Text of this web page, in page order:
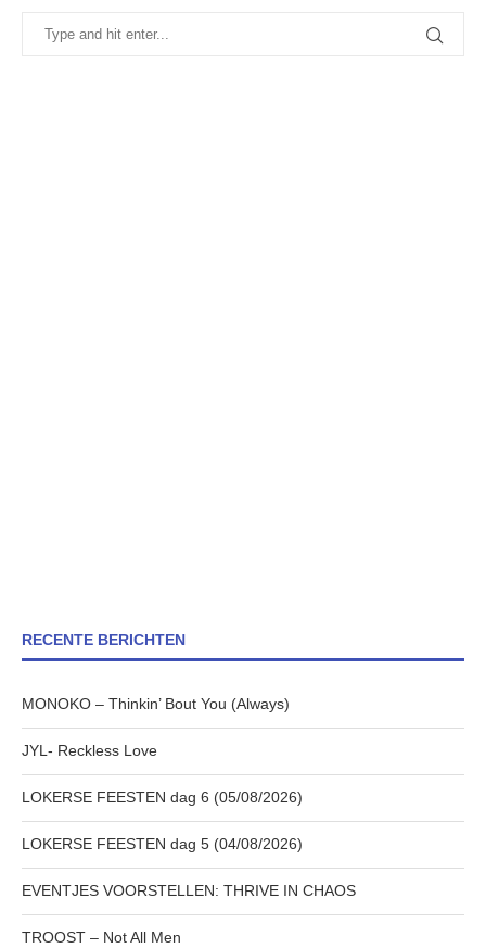
RECENTE BERICHTEN
MONOKO – Thinkin’ Bout You (Always)
JYL- Reckless Love
LOKERSE FEESTEN dag 6 (05/08/2026)
LOKERSE FEESTEN dag 5 (04/08/2026)
EVENTJES VOORSTELLEN: THRIVE IN CHAOS
TROOST – Not All Men